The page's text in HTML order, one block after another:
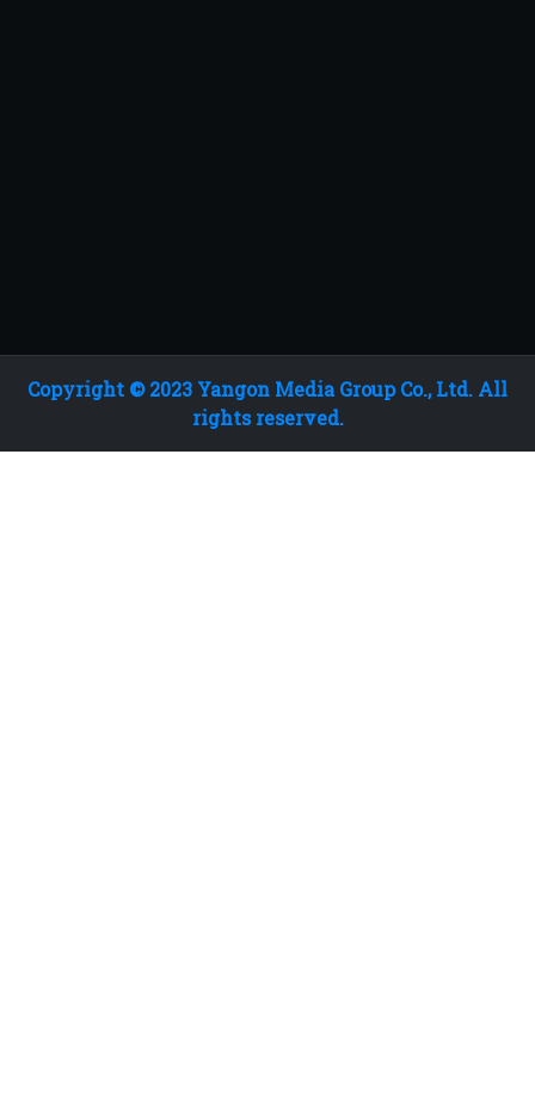
Copyright © 2023 Yangon Media Group Co., Ltd. All
rights reserved.